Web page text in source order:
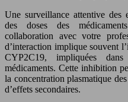
Une surveillance attentive des
des doses des
collaboration avec votre
d’interaction implique souvent
CYP2C19, impliquées
médicaments. Cette inhibition
la concentration plasmatique
d’effets secondaires.